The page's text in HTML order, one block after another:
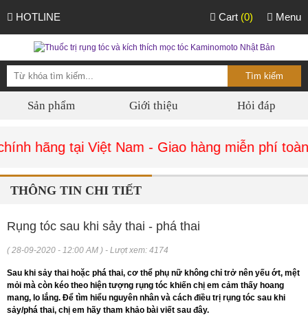
HOTLINE Menu
Cart (0)
Sản phẩm Giới thiệu Hỏi đáp
hãng tại Việt Nam - Giao hàng miễn phí toàn
THÔNG TIN CHI TIẾT
Rụng tóc sau khi sảy thai - phá thai
( 28-09-2020 - 12:00 AM ) - Lượt xem: 4174
Sau khi sảy thai hoặc phá thai, cơ thể phụ nữ không chỉ trở nên yếu ớt, mệt
mỏi mà còn kéo theo hiện tượng rụng tóc khiến chị em cảm thấy hoang
mang, lo lắng. Để tìm hiểu nguyên nhân và cách điều trị rụng tóc sau khi
sảy/phá thai, chị em hãy tham khảo bài viết sau đây.